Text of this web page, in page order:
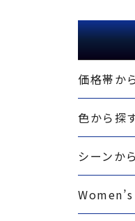
価格帯か
色から探
シーンか